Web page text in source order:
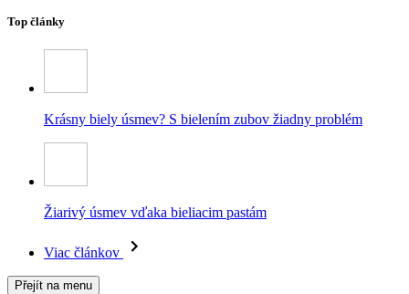
Top články
Krásny biely úsmev? S bielením zubov žiadny problém
Žiarivý úsmev vďaka bieliacim pastám
Viac článkov
Přejít na menu